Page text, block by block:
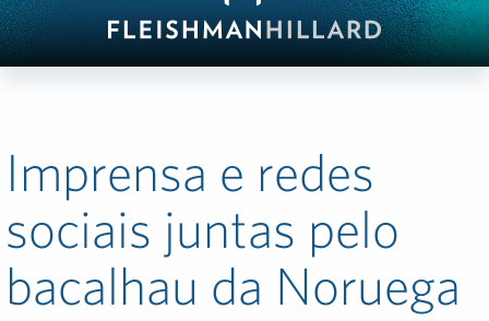
Imprensa e redes
sociais juntas pelo
bacalhau da Noruega